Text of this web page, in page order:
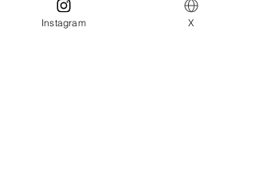
所以上から直通バス運行中
電車JR中央本線大月駅で富士急行線
Instagram X